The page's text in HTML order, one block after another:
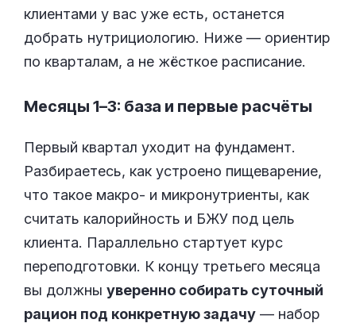
клиентами у вас уже есть, останется
добрать нутрициологию. Ниже — ориентир
по кварталам, а не жёсткое расписание.
Месяцы 1–3: база и первые расчёты
Первый квартал уходит на фундамент.
Разбираетесь, как устроено пищеварение,
что такое макро- и микронутриенты, как
считать калорийность и БЖУ под цель
клиента. Параллельно стартует курс
переподготовки. К концу третьего месяца
вы должны уверенно собирать суточный
рацион под конкретную задачу — набор